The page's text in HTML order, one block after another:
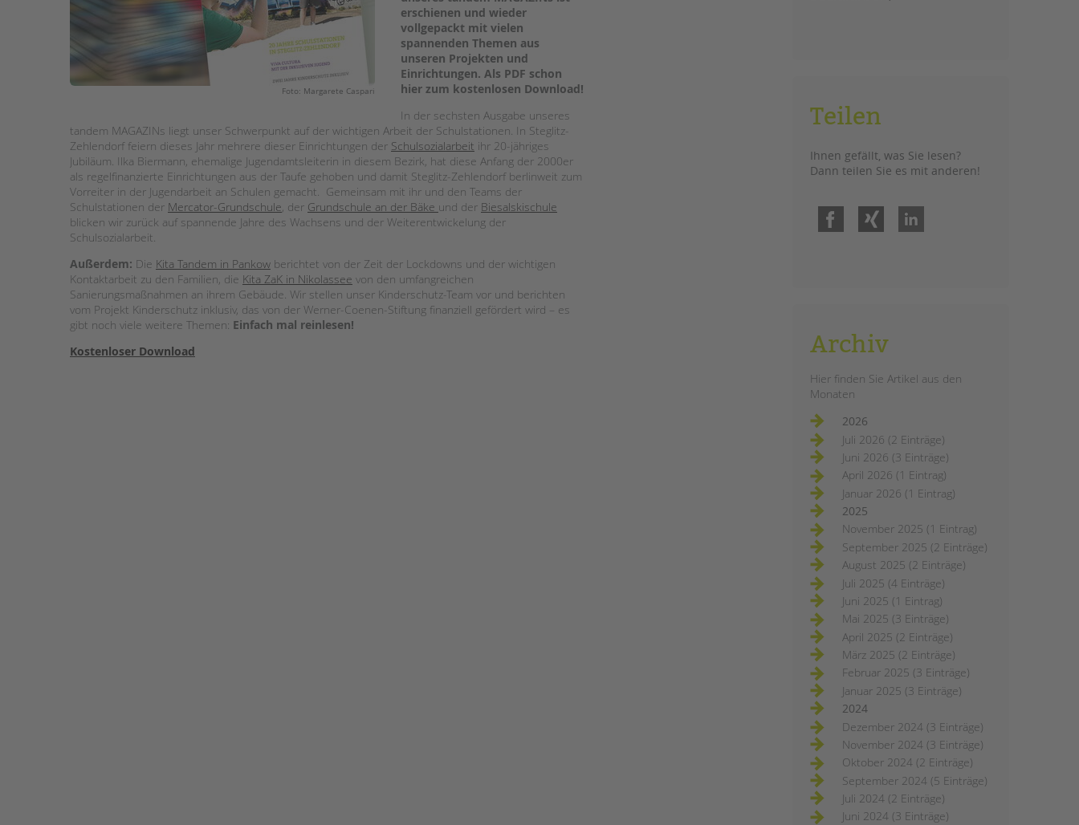
STADTTEILARBEIT
Foto: Margarete Caspari
erschienen und wieder
vollgepackt mit vielen
spannenden Themen aus
unseren Projekten und
Einrichtungen. Als PDF schon
hier zum kostenlosen Download!
In der sechsten Ausgabe unseres
tandem MAGAZINs liegt unser Schwerpunkt auf der wichtigen Arbeit der Schulstationen. In Steglitz-
Zehlendorf feiern dieses Jahr mehrere dieser Einrichtungen der Schulsozialarbeit ihr 20-jähriges
Jubiläum. Ilka Biermann, ehemalige Jugendamtsleiterin in diesem Bezirk, hat diese Anfang der 2000er
als regelfinanzierte Einrichtungen aus der Taufe gehoben und damit Steglitz-Zehlendorf berlinweit zum
Vorreiter in der Jugendarbeit an Schulen gemacht. Gemeinsam mit ihr und den Teams der
Schulstationen der Mercator-Grundschule, der Grundschule an der Bäke und der Biesalskischule
blicken wir zurück auf spannende Jahre des Wachsens und der Weiterentwickelung der
Schulsozialarbeit.
Außerdem: Die Kita Tandem in Pankow berichtet von der Zeit der Lockdowns und der wichtigen
Kontaktarbeit zu den Familien, die Kita ZaK in Nikolassee von den umfangreichen
Sanierungsmaßnahmen an ihrem Gebäude. Wir stellen unser Kinderschutz-Team vor und berichten
vom Projekt Kinderschutz inklusiv, das von der Werner-Coenen-Stiftung finanziell gefördert wird – es
gibt noch viele weitere Themen: Einfach mal reinlesen!
Kostenloser Download
Teilen
Ihnen gefällt, was Sie lesen?
Dann teilen Sie es mit anderen!
Facebook
Archiv
Hier finden Sie Artikel aus den
Monaten
2026
Juli 2026 (2 Einträge)
Juni 2026 (3 Einträge)
April 2026 (1 Eintrag)
Januar 2026 (1 Eintrag)
2025
November 2025 (1 Eintrag)
September 2025 (2 Einträge)
August 2025 (2 Einträge)
Juli 2025 (4 Einträge)
Juni 2025 (1 Eintrag)
Mai 2025 (3 Einträge)
April 2025 (2 Einträge)
März 2025 (2 Einträge)
Februar 2025 (3 Einträge)
Januar 2025 (3 Einträge)
2024
Dezember 2024 (3 Einträge)
November 2024 (3 Einträge)
Oktober 2024 (2 Einträge)
September 2024 (5 Einträge)
Juli 2024 (2 Einträge)
Juni 2024 (3 Einträge)